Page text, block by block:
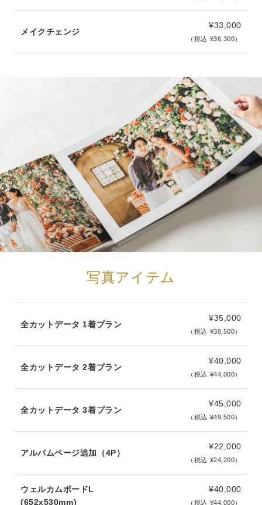
メイクチェンジ
¥33,000
（税込 ¥36,300）
写真アイテム
全カットデータ 1着プラン
¥35,000
（税込 ¥38,500）
全カットデータ 2着プラン
¥40,000
（税込 ¥44,000）
全カットデータ 3着プラン
¥45,000
（税込 ¥49,500）
アルバムページ追加（4P）
¥22,000
（税込 ¥24,200）
ウェルカムボードL
(652x530mm)
¥40,000
（税込 ¥44,000）